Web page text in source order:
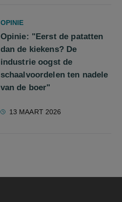
OPINIE
Opinie: "Eerst de patatten
dan de kiekens? De
industrie oogst de
schaalvoordelen ten nadele
van de boer"
13 MAART 2026